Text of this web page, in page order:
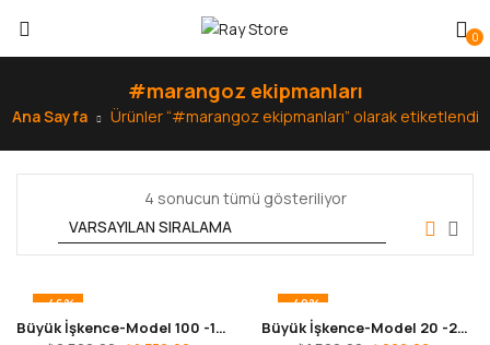
0
#marangoz ekipmanları
Ana Sayfa Ürünler “#marangoz ekipmanları” olarak etiketlendi
4 sonucun tümü gösteriliyor
-46%
Büyük İşkence-Model 100 -1000mm
-40%
Büyük İşkence-Model 20 -200mm